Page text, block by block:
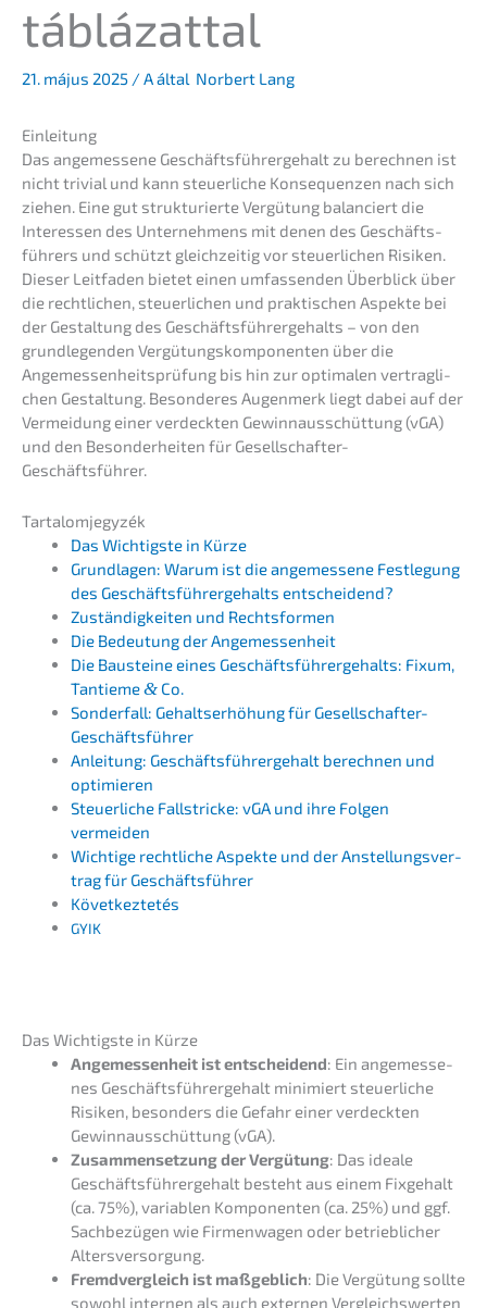
táblázattal
21. május 2025 / A által Norbert Lang
Einlei­tung
Das angemes­se­ne Geschäfts­füh­rer­ge­halt zu berech­nen ist
nicht trivi­al und kann steuer­li­che Konse­quen­zen nach sich
ziehen. Eine gut struk­tu­rier­te Vergü­tung balan­ciert die
Inter­es­sen des Unter­neh­mens mit denen des Geschäfts­
füh­rers und schützt gleich­zei­tig vor steuer­li­chen Risiken.
Dieser Leitfa­den bietet einen umfas­sen­den Überblick über
die recht­li­chen, steuer­li­chen und prakti­schen Aspek­te bei
der Gestal­tung des Geschäfts­füh­rer­ge­halts – von den
grund­le­gen­den Vergü­tungs­kom­po­nen­ten über die
Angemes­sen­heits­prü­fung bis hin zur optima­len vertrag­li­
chen Gestal­tung. Beson­de­res Augen­merk liegt dabei auf der
Vermei­dung einer verdeck­ten Gewinn­aus­schüt­tung (vGA)
und den Beson­der­hei­ten für Gesellschafter-
Geschäftsführer.
Tarta­lom­jegy­zék
Das Wichtigs­te in Kürze
Grund­la­gen: Warum ist die angemes­se­ne Festle­gung
des Geschäfts­füh­rer­ge­halts entscheidend?
Zustän­dig­kei­ten und Rechtsformen
Die Bedeu­tung der Angemessenheit
Die Baustei­ne eines Geschäfts­füh­rer­ge­halts: Fixum,
Tantie­me& Co.
Sonder­fall: Gehalts­er­hö­hung für Gesellschafter-
Geschäftsführer
Anlei­tung: Geschäfts­füh­rer­ge­halt berech­nen und
optimieren
Steuer­li­che Fallstri­cke: vGA und ihre Folgen
vermeiden
Wichti­ge recht­li­che Aspek­te und der Anstel­lungs­ver­
trag für Geschäftsführer
Követ­kez­te­tés
GYIK
Das Wichtigs­te in Kürze
Angemes­sen­heit ist entschei­dend: Ein angemes­se­
nes Geschäfts­füh­rer­ge­halt minimiert steuer­li­che
Risiken, beson­ders die Gefahr einer verdeck­ten
Gewinn­aus­schüt­tung (vGA).
Zusam­men­set­zung der Vergü­tung: Das ideale
Geschäfts­füh­rer­ge­halt besteht aus einem Fixge­halt
(ca. 75%), varia­blen Kompo­nen­ten (ca. 25%) und ggf.
Sachbe­zü­gen wie Firmen­wa­gen oder betrieb­li­cher
Altersversorgung.
Fremd­ver­gleich ist maßgeb­lich: Die Vergü­tung sollte
sowohl inter­nen als auch exter­nen Vergleichs­wer­ten